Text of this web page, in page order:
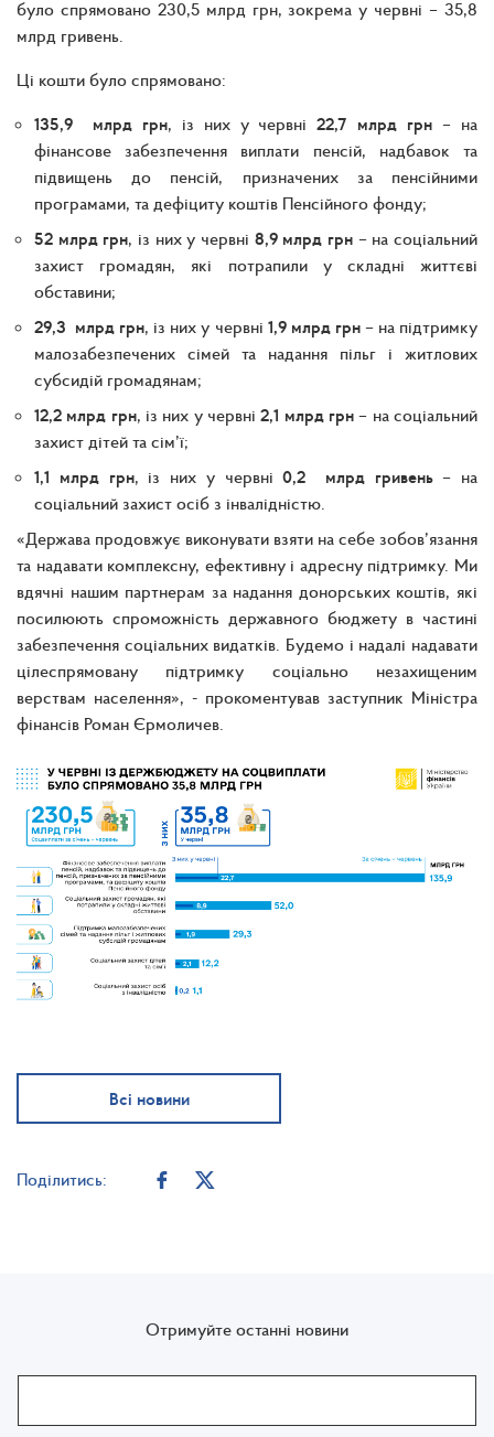
було спрямовано 230,5 млрд грн, зокрема у червні – 35,8
млрд гривень.
Ці кошти було спрямовано:
135,9 млрд грн, із них у червні22,7 млрд грн – на
фінансове забезпечення виплати пенсій, надбавок та
підвищень до пенсій, призначених за пенсійними
програмами, та дефіциту коштів Пенсійного фонду;
52 млрд грн, із них у червні 8,9 млрд грн – на соціальний
захист громадян, які потрапили у складні життєві
обставини;
29,3 млрд грн, із них у червні 1,9 млрд грн– на підтримку
малозабезпечених сімей та надання пільг і житлових
субсидій громадянам;
12,2 млрд грн, із них у червні2,1 млрд грн– на соціальний
захист дітей та сім’ї;
1,1 млрд грн, із них у червні0,2 млрд гривень– на
соціальний захист осіб з інвалідністю.
«Держава продовжує виконувати взяти на себе зобов’язання
та надавати комплексну, ефективну і адресну підтримку. Ми
вдячні нашим партнерам за надання донорських коштів, які
посилюють спроможність державного бюджету в частині
забезпечення соціальних видатків. Будемо і надалі надавати
цілеспрямовану підтримку соціально незахищеним
верствам населення», - прокоментував заступник Міністра
фінансів Роман Єрмоличев.
Всі новини
Поділитись:
Отримуйте останні новини